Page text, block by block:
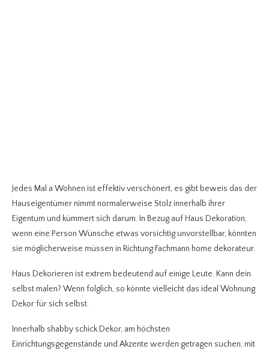
Jedes Mal a Wohnen ist effektiv verschönert, es gibt beweis das der
Hauseigentümer nimmt normalerweise Stolz innerhalb ihrer
Eigentum und kümmert sich darum. In Bezug auf Haus Dekoration,
wenn eine Person Wünsche etwas vorsichtig unvorstellbar, könnten
sie möglicherweise müssen in Richtung Fachmann home dekorateur.
Haus Dekorieren ist extrem bedeutend auf einige Leute. Kann dein
selbst malen? Wenn folglich, so könnte vielleicht das ideal Wohnung
Dekor für sich selbst.
Innerhalb shabby schick Dekor, am höchsten
Einrichtungsgegenstände und Akzente werden getragen suchen, mit